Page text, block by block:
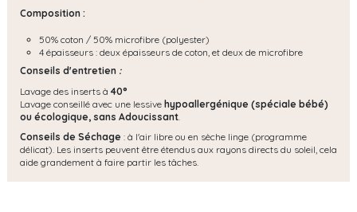
Composition :
50% coton / 50% microfibre (polyester)
4 épaisseurs : deux épaisseurs de coton, et deux de microfibre
Conseils d'entretien :
Lavage des inserts à 40°
Lavage conseillé avec une lessive hypoallergénique (spéciale bébé)
ou écologique, sans Adoucissant
Conseils de Séchage : à l'air libre ou en sèche linge (programme
délicat). Les inserts peuvent être étendus aux rayons directs du soleil, cela
aide grandement à faire partir les tâches.